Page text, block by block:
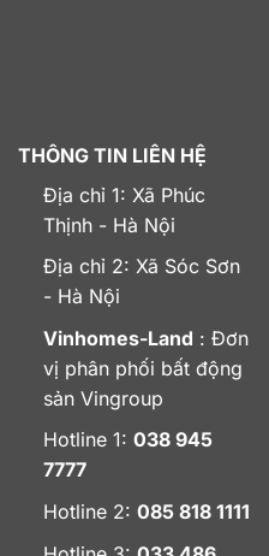
THÔNG TIN LIÊN HỆ
Địa chỉ 1: Xã Phúc
Thịnh - Hà Nội
Địa chỉ 2: Xã Sóc Sơn
- Hà Nội
Vinhomes-Land : Đơn
vị phân phối bất động
sản Vingroup
Hotline 1: 038 945
7777
Hotline 2: 085 818 1111